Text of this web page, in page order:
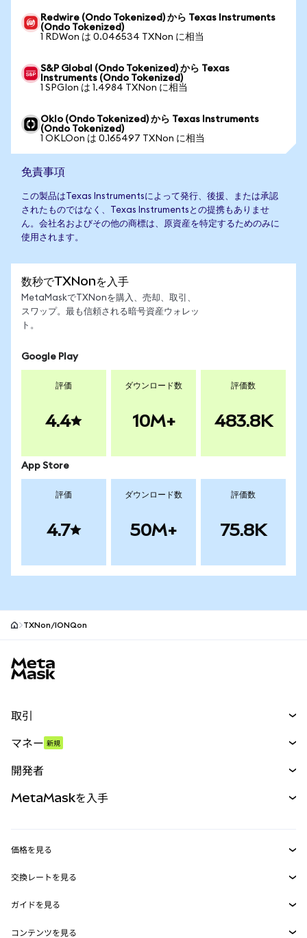
Redwire (Ondo Tokenized) から Texas Instruments
(Ondo Tokenized)
1 RDWon は 0.046534 TXNon に相当
S&P Global (Ondo Tokenized) から Texas
Instruments (Ondo Tokenized)
1 SPGIon は 1.4984 TXNon に相当
Oklo (Ondo Tokenized) から Texas Instruments
(Ondo Tokenized)
1 OKLOon は 0.165497 TXNon に相当
免責事項
この製品はTexas Instrumentsによって発行、後援、または承認
されたものではなく、Texas Instrumentsとの提携もありませ
ん。会社名およびその他の商標は、原資産を特定するためのみに
使用されます。
数秒でTXNonを入手
MetaMaskでTXNonを購入、売却、取引、
スワップ。最も信頼される暗号資産ウォレッ
ト。
Google Play
評価
4.4
ダウンロード数
10M+
評価数
483.8K
App Store
評価
4.7
ダウンロード数
50M+
評価数
75.8K
TXNon/IONQon
取引
パーペチュアル
RWA
マネー 新規
開発者
MetaMask Connect
Snaps
Web3サービス
MetaMaskを入手
セキュリティ
サポート
価格を見る
イーサリアムの価格
Solanaの価格
交換レートを見る
ETH→USD
USDT→INR
ガイドを見る
コンテンツを見る